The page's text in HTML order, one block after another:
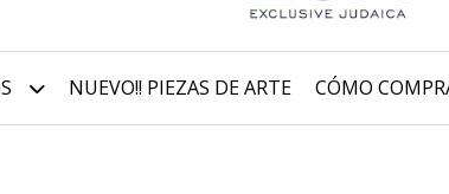
NUEVO!! PIEZAS DE ARTE CÓMO